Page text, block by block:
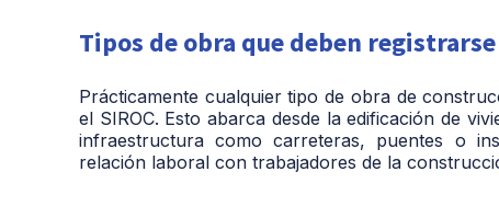
Tipos de obra que deben registrarse
Prácticamente cualquier tipo de obra de
el SIROC. Esto abarca desde la edificación de
infraestructura como carreteras, puentes o
relación laboral con trabajadores de la